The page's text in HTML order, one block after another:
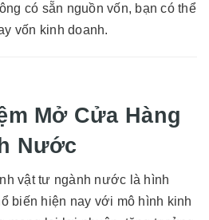
có sẵn nguồn vốn, bạn có thể
vốn kinh doanh.
Mở Cửa Hàng
Nước
vật tư ngành nước là hình
biến hiện nay với mô hình kinh